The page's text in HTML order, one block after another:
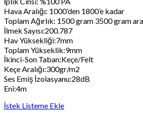
Hava Aralığı: 1000’den 1800’e kadar
Toplam Ağırlık: 1500 gram 3500 gram
İlmek Sayısı:200.787
Hav Yüksekliği:7mm
Toplam Yükseklik:9mm
İkinci-Son Taban:Keçe/Felt
Keçe Aralığı:300gr/m2
Ses Emiş İzolasyanu:28dB
Eni:4m
İstek Listeme Ekle